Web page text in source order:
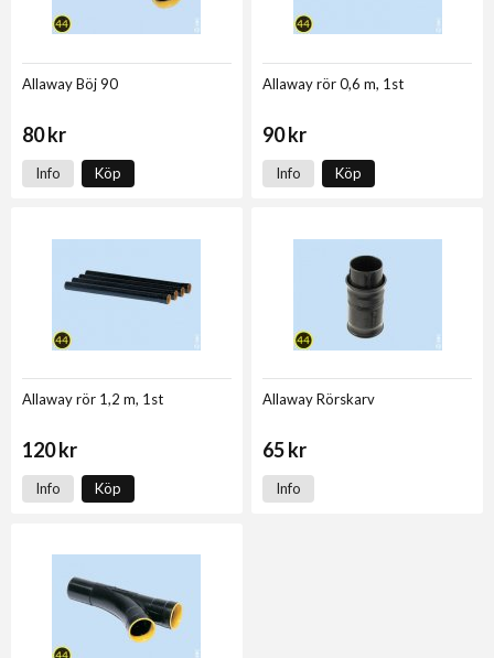
Allaway Böj 90
80 kr
Info Köp
Allaway rör 0,6 m, 1st
90 kr
Info Köp
Allaway rör 1,2 m, 1st
120 kr
Info Köp
Allaway Rörskarv
65 kr
Info